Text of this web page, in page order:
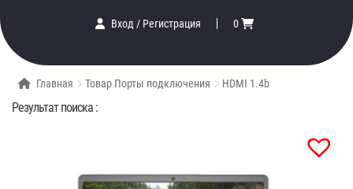
Вход/ Регистрация 0
Главная Товар Порты подключения HDMI 1.4b
Результат поиска :